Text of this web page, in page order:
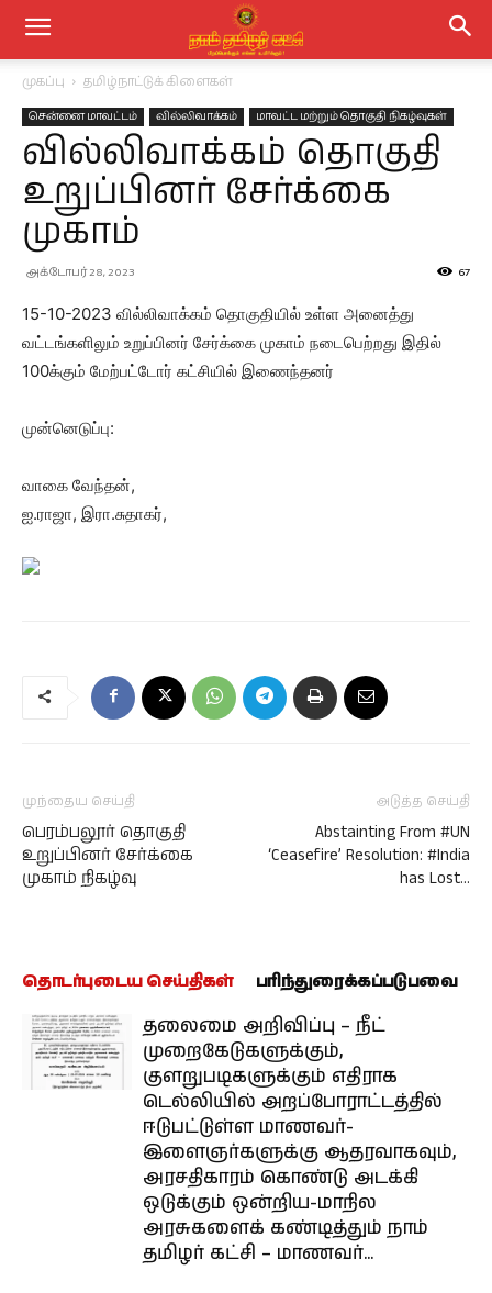
முகப்பு தமிழ்நாட்டுக் கிளைகள்
சென்னை மாவட்டம் வில்லிவாக்கம் மாவட்ட மற்றும் தொகுதி நிகழ்வுகள்
வில்லிவாக்கம் தொகுதி
உறுப்பினர் சேர்க்கை
முகாம்
அக்டோபர் 28, 2023 67
15-10-2023 வில்லிவாக்கம் தொகுதியில் உள்ள அனைத்து
வட்டங்களிலும் உறுப்பினர் சேர்க்கை முகாம் நடைபெற்றது இதில்
100க்கும் மேற்பட்டோர் கட்சியில் இணைந்தனர்
முன்னெடுப்பு:
வாகை வேந்தன்,
ஐ.ராஜா, இரா.சுதாகர்,
முந்தைய செய்தி
பெரம்பலூர் தொகுதி
உறுப்பினர் சேர்க்கை
முகாம் நிகழ்வு
அடுத்த செய்தி
Abstainting From #UN
‘Ceasefire’ Resolution: #India
has Lost…
தொடர்புடைய செய்திகள் பரிந்துரைக்கப்படுபவை
தலைமை அறிவிப்பு – நீட்
முறைகேடுகளுக்கும்,
குளறுபடிகளுக்கும் எதிராக
டெல்லியில் அறப்போராட்டத்தில்
ஈடுபட்டுள்ள மாணவர்-
இளைஞர்களுக்கு ஆதரவாகவும்,
அரசதிகாரம் கொண்டு அடக்கி
ஒடுக்கும் ஒன்றிய-மாநில
அரசுகளைக் கண்டித்தும் நாம்
தமிழர் கட்சி – மாணவர்...